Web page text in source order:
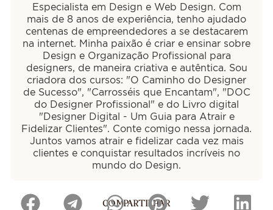
Especialista em Design e Web Design. Com
mais de 8 anos de experiência, tenho ajudado
centenas de empreendedores a se destacarem
na internet. Minha paixão é criar e ensinar sobre
Design e Organização Profissional para
designers, de maneira criativa e autêntica. Sou
criadora dos cursos: "O Caminho do Designer
de Sucesso", "Carrosséis que Encantam", "DOC
do Designer Profissional" e do Livro digital
"Designer Digital - Um Guia para Atrair e
Fidelizar Clientes". Conte comigo nessa jornada.
Juntos vamos atrair e fidelizar cada vez mais
clientes e conquistar resultados incríveis no
mundo do Design.
COMPARTILHAR